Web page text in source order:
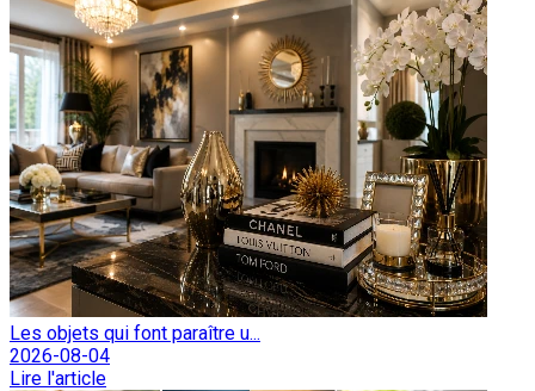
Les objets qui font paraître u...
2026-08-04
Lire l'article